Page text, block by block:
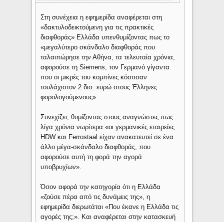
Στη συνέχεια η εφημερίδα αναφέρεται στη
«δακτυλοδεικτούμενη για τις πρακτικές
διαφθοράς» Ελλάδα υπενθυμίζοντας πως το
«μεγαλύτερο σκάνδαλο διαφθοράς που
ταλαιπώρησε την Αθήνα, τα τελευταία χρόνια,
αφορούσε τη Siemens, τον Γερμανό γίγαντα
που οι μικρές του κομπίνες κόστισαν
τουλάχιστον 2 δισ. ευρώ στους Έλληνες
φορολογούμενους».
Συνεχίζει, θυμίζοντας στους αναγνώστες πως
λίγα χρόνια νωρίτερα «οι γερμανικές εταιρείες
HDW και Ferrostaal είχαν ανακατευτεί σε ένα
άλλο μέγα-σκάνδαλο διαφθοράς, που
αφορούσε αυτή τη φορά την αγορά
υποβρυχίων».
Όσον αφορά την κατηγορία ότι η Ελλάδα
«ζούσε πέρα από τις δυνάμεις της», η
εφημερίδα διερωτάται «Που έκανε η Ελλάδα τις
αγορές της;». Και αναφέρεται στην κατασκευή